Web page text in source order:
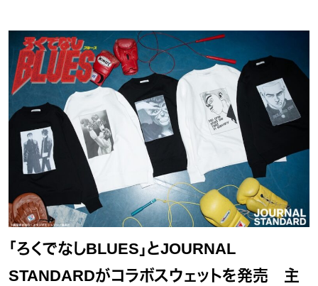
「ろくでなしBLUES」とJOURNAL
STANDARDがコラボスウェットを発売 主